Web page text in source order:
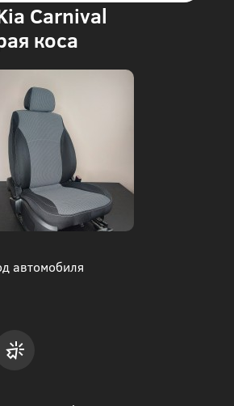
Carnival
коса
автомобиля